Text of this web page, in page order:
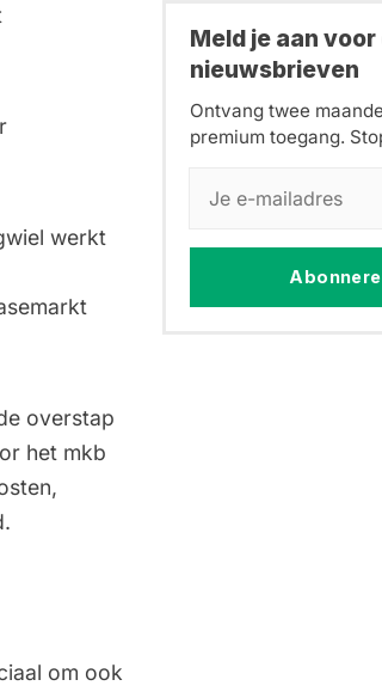
werkt
overstap
het mkb
om ook
Meld je aan voor
nieuwsbrieven
Ontvang twee
premium toegang.